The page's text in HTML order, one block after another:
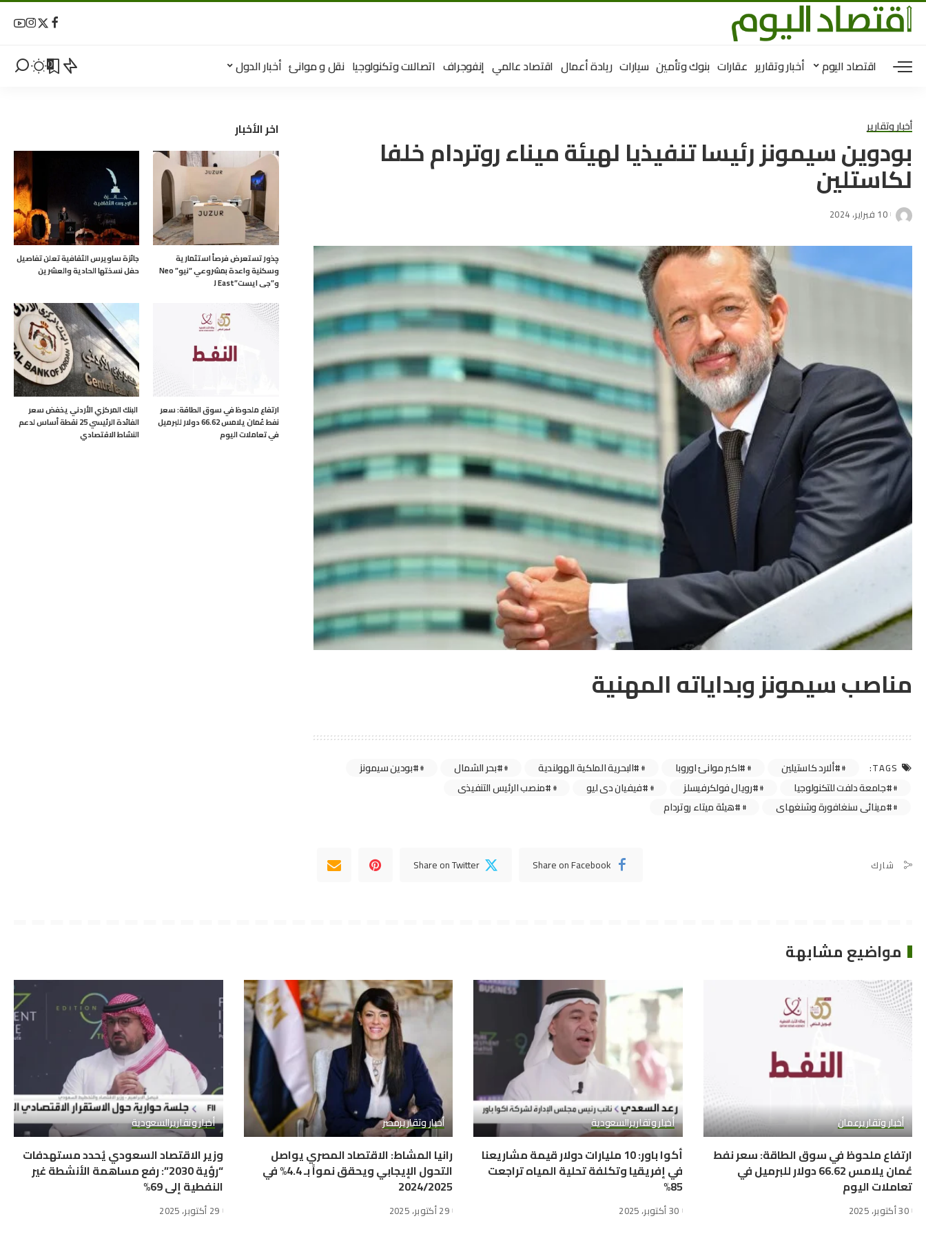
اقتصاد اليوم أخبار وتقارير عقارات بنوك وتأمين سيارات ريادة أعمال اقتصاد عالمي إنفوجراف اتصالات وتكنولوجيا نقل و موانئ أخبار الدول 0
أخبار وتقارير
بودوين سيمونز رئيسا تنفيذيا لهيئة ميناء روتردام خلفا
لكاستلين
10 فبراير، 2024
مناصب سيمونز وبداياته المهنية
TAGS: #ألارد كاستيلين #اكبر موانئ اوروبا #البحرية الملكية الهولندية #بحر الشمال
#بودين سيمونز
#جامعة دلفت للتكنولوجيا
#رويال فولكرفيسلز #فيفيان دى ليو
#منصب الرئيس التنفيذى
#مينائى سنغافورة وشنغهاى
#هيئة ميتاء روتردام
شارك Share on Facebook
Share on Twitter
اخر الأخبار
چذور تستعرض فرصاً استثمارية
وسكنية واعدة بمشروعي “نيو” Neo
و”جى ايست”J East
جائزة ساويرس الثقافية تعلن تفاصيل
حفل نسختها الحادية والعشرين
ارتفاع ملحوظ في سوق الطاقة: سعر
نفط عُمان يلامس 66.62 دولار للبرميل
في تعاملات اليوم
البنك المركزي الأردني يخفض سعر
الفائدة الرئيسي 25 نقطة أساس لدعم
النشاط الاقتصادي
مواضيع مشابهة
أخبار وتقاريرعمان
ارتفاع ملحوظ في سوق الطاقة: سعر نفط
عُمان يلامس 66.62 دولار للبرميل في
تعاملات اليوم
30 أكتوبر، 2025
أخبار وتقاريرالسعودية
أكوا باور: 10 مليارات دولار قيمة مشاريعنا
في إفريقيا وتكلفة تحلية المياه تراجعت
85%
30 أكتوبر، 2025
أخبار وتقاريرمصر
رانيا المشاط: الاقتصاد المصري يواصل
التحول الإيجابي ويحقق نمواً بـ 4.4% في
2024/2025
29 أكتوبر، 2025
أخبار وتقاريرالسعودية
وزير الاقتصاد السعودي يُحدد مستهدفات
“رؤية 2030”: رفع مساهمة الأنشطة غير
النفطية إلى 69%
29 أكتوبر، 2025